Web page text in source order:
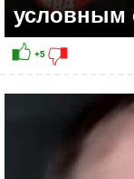
условным